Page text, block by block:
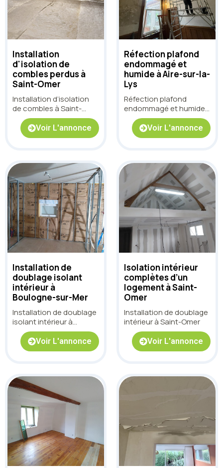
Installation
d'isolation de
combles perdus à
Saint-Omer
Installation d’isolation
de combles à Saint-
Omer
Voir L'annonce
Réfection plafond
endommagé et
humide à Aire-sur-la-
Lys
Réfection plafond
endommagé et humide
à Aire-sur-la-Lys
Voir L'annonce
Installation de
doublage isolant
intérieur à
Boulogne-sur-Mer
Installation de doublage
isolant intérieur à
Boulogne-sur-Mer
Voir L'annonce
Isolation intérieur
complètes d’un
logement à Saint-
Omer
Installation de doublage
intérieur à Saint-Omer
Voir L'annonce